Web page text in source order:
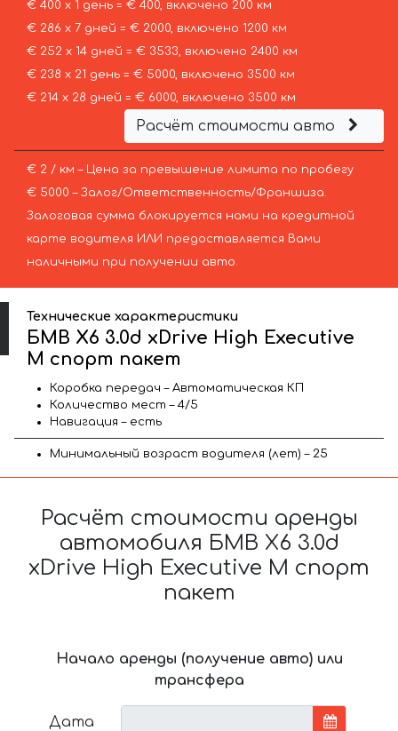
€ 400 х 1 день = € 400, включено 200 км
€ 286 х 7 дней = € 2000, включено 1200 км
€ 252 х 14 дней = € 3533, включено 2400 км
€ 238 х 21 день = € 5000, включено 3500 км
€ 214 х 28 дней = € 6000, включено 3500 км
Расчёт стоимости авто
€ 2 / км – Цена за превышение лимита по пробегу
€ 5000 – Залог/Ответственность/Франшиза.
Залоговая сумма блокируется нами на кредитной
карте водителя ИЛИ предоставляется Вами
наличными при получении авто.
Технические характеристики
БМВ X6 3.0d xDrive High Executive
M спорт пакет
Коробка передач – Автоматическая КП
Количество мест – 4/5
Навигация – есть
Минимальный возраст водителя (лет) – 25
Расчёт стоимости аренды
автомобиля БМВ X6 3.0d
xDrive High Executive M спорт
пакет
Начало аренды (получение авто) или
трансфера
Дата